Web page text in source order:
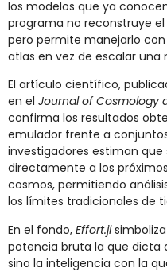
los modelos que ya
programa no reconstruye
pero permite manejarlo
atlas en vez de escalar una
El artículo científico,
en el Journal of Cosmology
confirma los resultados
emulador frente a
investigadores estiman
directamente a los
cosmos, permitiendo
los límites tradicionales de
En el fondo, Effort.jl
potencia bruta la que dicta
sino la inteligencia con la